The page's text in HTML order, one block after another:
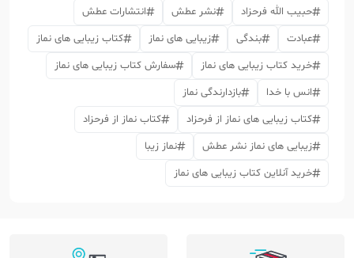
حبیب الله فرحزاد
نشر عطش
انتشارات عطش
عبادت
بندگی زیبایی های نماز
کتاب زیبایی های نماز
خرید کتاب زیبایی های نماز
سفارش کتاب زیبایی های نماز
انس با خدا
بازدارندگی نماز
کتاب زیبایی های نماز از فرحزاد
کتاب نماز از فرحزاد
زیبایی های نماز نشر عطش
نماز زیبا
خرید آنلاین کتاب زیبایی های نماز